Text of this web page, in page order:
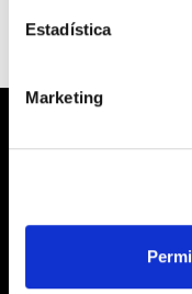
Estadística
Marketing